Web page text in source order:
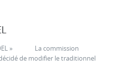
NOEL » La commission
de modifier le traditionnel